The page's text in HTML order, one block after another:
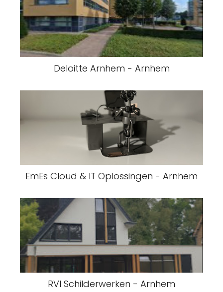
Deloitte Arnhem - Arnhem
EmEs Cloud & IT Oplossingen - Arnhem
RVI Schilderwerken - Arnhem